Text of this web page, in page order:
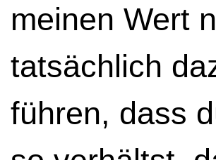
meinen Wert
tatsächlich
führen, dass